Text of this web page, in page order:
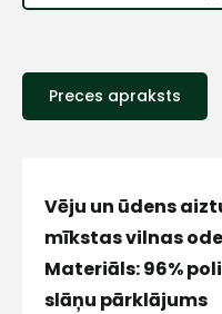
Preces apraksts
Vēju un ūdens
mīkstas vilnas
Materiāls: 96%
slāņu pārklājums